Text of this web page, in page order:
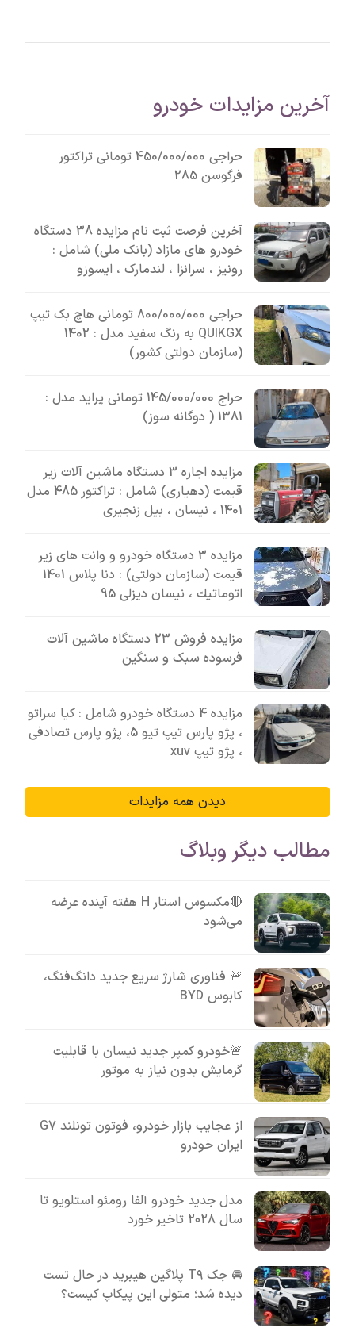
آخرین مزایدات خودرو
حراجی 450/000/000 تومانی تراکتور
فرگوسن 285
آخرین فرصت ثبت نام مزایده 38 دستگاه
خودرو های مازاد (بانک ملی) شامل :
رونیز ، سرانزا ، لندمارک ، ایسوزو
حراجی 800/000/000 تومانی ھاچ بک تیپ
QUIKGX به رنگ سفید مدل : 1402
(سازمان دولتی کشور)
حراج 145/000/000 تومانی پراید مدل :
1381 ( دوگانه سوز)
مزایده اجاره 3 دستگاه ماشین آلات زیر
قیمت (دهیاری) شامل : تراکتور 485 مدل
1401 ، نیسان ، بیل زنجیری
مزایده 3 دستگاه خودرو و وانت های زیر
قیمت (سازمان دولتی) : دنا پلاس 1401
اتوماتيك ، نیسان دیزلی 95
مزایده فروش 23 دستگاه ماشین آلات
فرسوده سبک و سنگین
مزایده 4 دستگاه خودرو شامل : کیا سراتو
، پژو پارس تیپ تیو 5، پژو پارس تصادفی
، پژو تیپ xuv
دیدن همه مزایدات
مطالب دیگر وبلاگ
🔴مکسوس استار H هفته آینده عرضه
می‌شود
🚨 فناوری شارژ سریع جدید دانگ‌فنگ،
کابوس BYD
🚨خودرو کمپر جدید نیسان با قابلیت
گرمایش بدون نیاز به موتور
از عجایب بازار خودرو، فوتون تونلند G7
ایران خودرو
مدل جدید خودرو آلفا رومئو استلویو تا
سال ۲۰۲۸ تاخیر خورد
🚘 جک T۹ پلاگین هیبرید در حال تست
دیده شد؛ متولی این پیکاپ کیست؟